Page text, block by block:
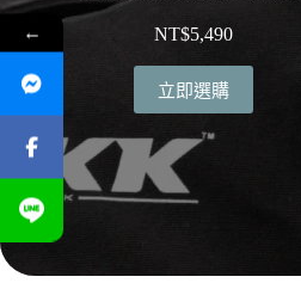
NT$5,490
立即選購
←